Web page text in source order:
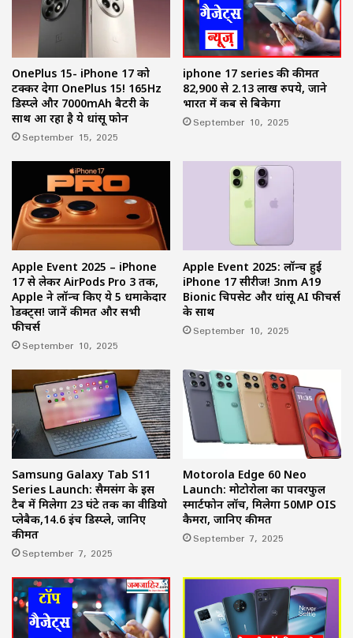
OnePlus 15- iPhone 17 को
टक्कर देगा OnePlus 15! 165Hz
डिस्प्ले और 7000mAh बैटरी के
साथ आ रहा है ये धांसू फोन
September 15, 2025
iphone 17 series की कीमत
82,900 से 2.13 लाख रुपये, जाने
भारत में कब से बिकेगा
September 10, 2025
Apple Event 2025 – iPhone
17 से लेकर AirPods Pro 3 तक,
Apple ने लॉन्च किए ये 5 धमाकेदार
प्रोडक्ट्स! जानें कीमत और सभी
फीचर्स
September 10, 2025
Apple Event 2025: लॉन्च हुई
iPhone 17 सीरीज! 3nm A19
Bionic चिपसेट और धांसू AI फीचर्स
के साथ
September 10, 2025
Samsung Galaxy Tab S11
Series Launch: सैमसंग के इस
टैब में मिलेगा 23 घंटे तक का वीडियो
प्लेबैक,14.6 इंच डिस्प्ले, जानिए
कीमत
September 7, 2025
Motorola Edge 60 Neo
Launch: मोटोरोला का पावरफुल
स्मार्टफोन लॉच, मिलेगा 50MP OIS
कैमरा, जानिए कीमत
September 7, 2025